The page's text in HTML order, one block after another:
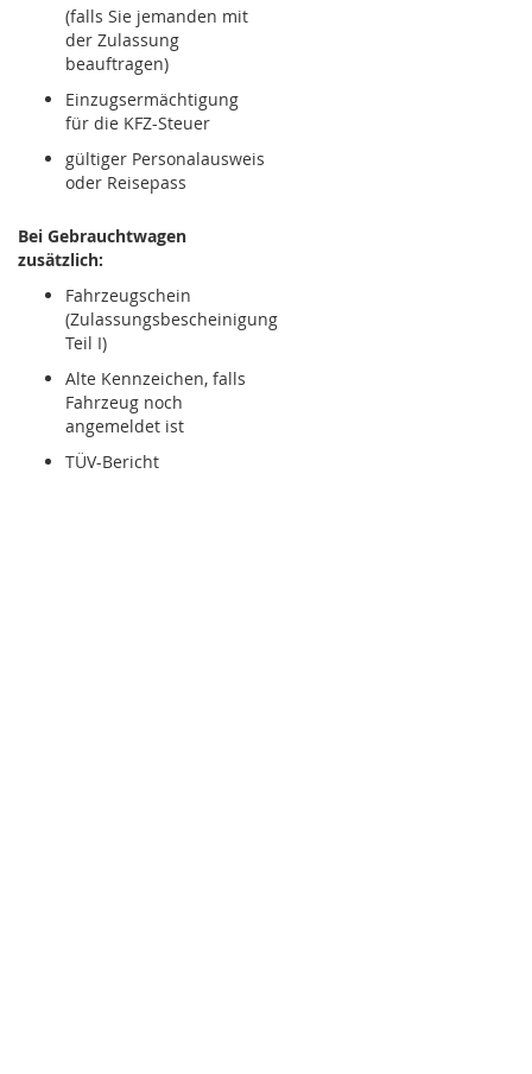
(falls Sie jemanden mit
der Zulassung
beauftragen)
Einzugsermächtigung
für die KFZ-Steuer
gültiger Personalausweis
oder Reisepass
Bei Gebrauchtwagen
zusätzlich:
Fahrzeugschein
(Zulassungsbescheinigung
Teil I)
Alte Kennzeichen, falls
Fahrzeug noch
angemeldet ist
TÜV-Bericht